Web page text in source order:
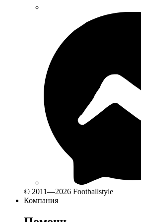
© 2011—2026 Footballstyle
Компания